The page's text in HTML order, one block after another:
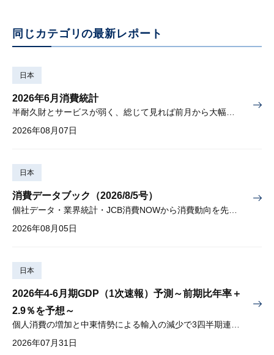
同じカテゴリの最新レポート
日本
2026年6月消費統計
半耐久財とサービスが弱く、総じて見れば前月から大幅に減少
2026年08月07日
日本
消費データブック（2026/8/5号）
2026年08月05日
日本
2026年4-6月期GDP（1次速報）予測～前期比年率＋
2.9％を予想～
個人消費の増加と中東情勢による輸入の減少で3四半期連続プラス
2026年07月31日